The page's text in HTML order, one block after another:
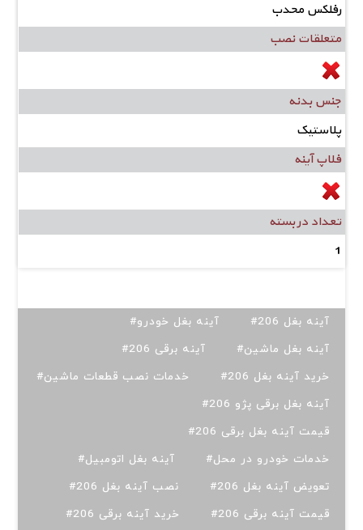
رفلکس محدب
متعلقات نصب
جنس بدنه
پلاستیک
فلاپ آینه
تعداد در بسته
1
#آینه بغل 206
#آینه بغل خودرو
#آینه بغل ماشین
#آینه برقی 206
#خرید آینه بغل 206
#خدمات نصب قطعات ماشین
#آینه بغل برقی پژو 206
#قیمت آینه بغل برقی 206
#خدمات خودرو در محل
#آینه بغل اتومبیل
#تعویض آینه بغل 206
#نصب آینه بغل 206
#قیمت آینه برقی 206
#خرید آینه برقی 206